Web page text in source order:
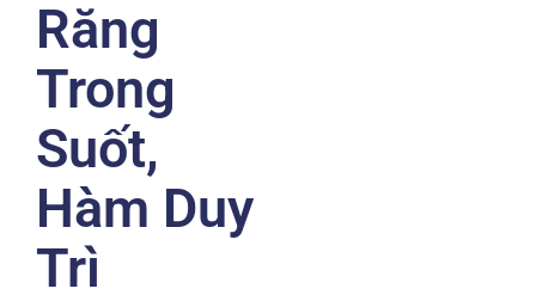
Răng
Trong
Suốt,
Hàm Duy
Trì